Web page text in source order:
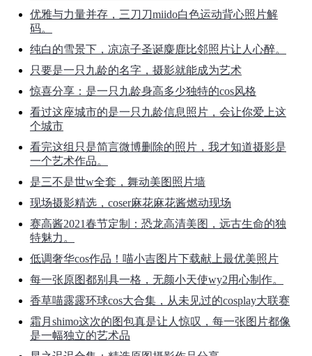
优雅与力量并存，三刀刀miido白色运动背心照片解
码。
纯白的雪景下，凉凉子圣诞麋鹿比邻照片让人心醉。
只要是一只九龄的名字，摄影就能成为艺术
惊喜分享：是一只九龄身高多少独特的cos风格
看过这座城市的是一只九龄信息照片，会让你爱上这
个城市
看完这组只是简言微博删除的照片，我才知道摄影是
一个艺术作品。
是三不是世w全套，舞动美图照片墙
现场摄影精选，coser麻花麻花酱燃动现场
赛高酱2021春节定制：恐龙高清美图，远古生命的独
特魅力。
低调奢华cos作品！喵小吉图片下载献上最优美照片
每一张原图都别具一格，无颜小天使wy2用心制作。
香草喵露露环球cos大合集，从未见过的cosplay大联赛
霜月shimo这次的图包真是让人惊叹，每一张图片都像
是一幅独立的艺术品